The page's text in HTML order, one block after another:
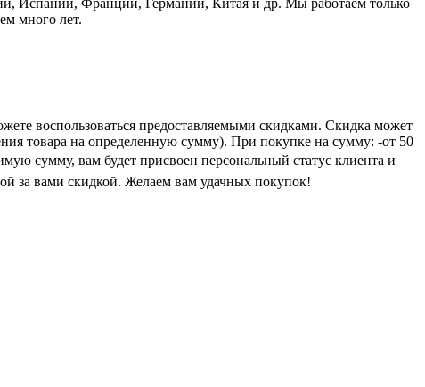
Испании, Франции, Германии, Китая и др. Мы работаем только
много лет.
воспользоваться предоставляемыми скидками. Скидка может
товара на определенную сумму). При покупке на сумму: -от 50
сумму, вам будет присвоен персональный статус клиента и
за вами скидкой. Желаем вам удачных покупок!